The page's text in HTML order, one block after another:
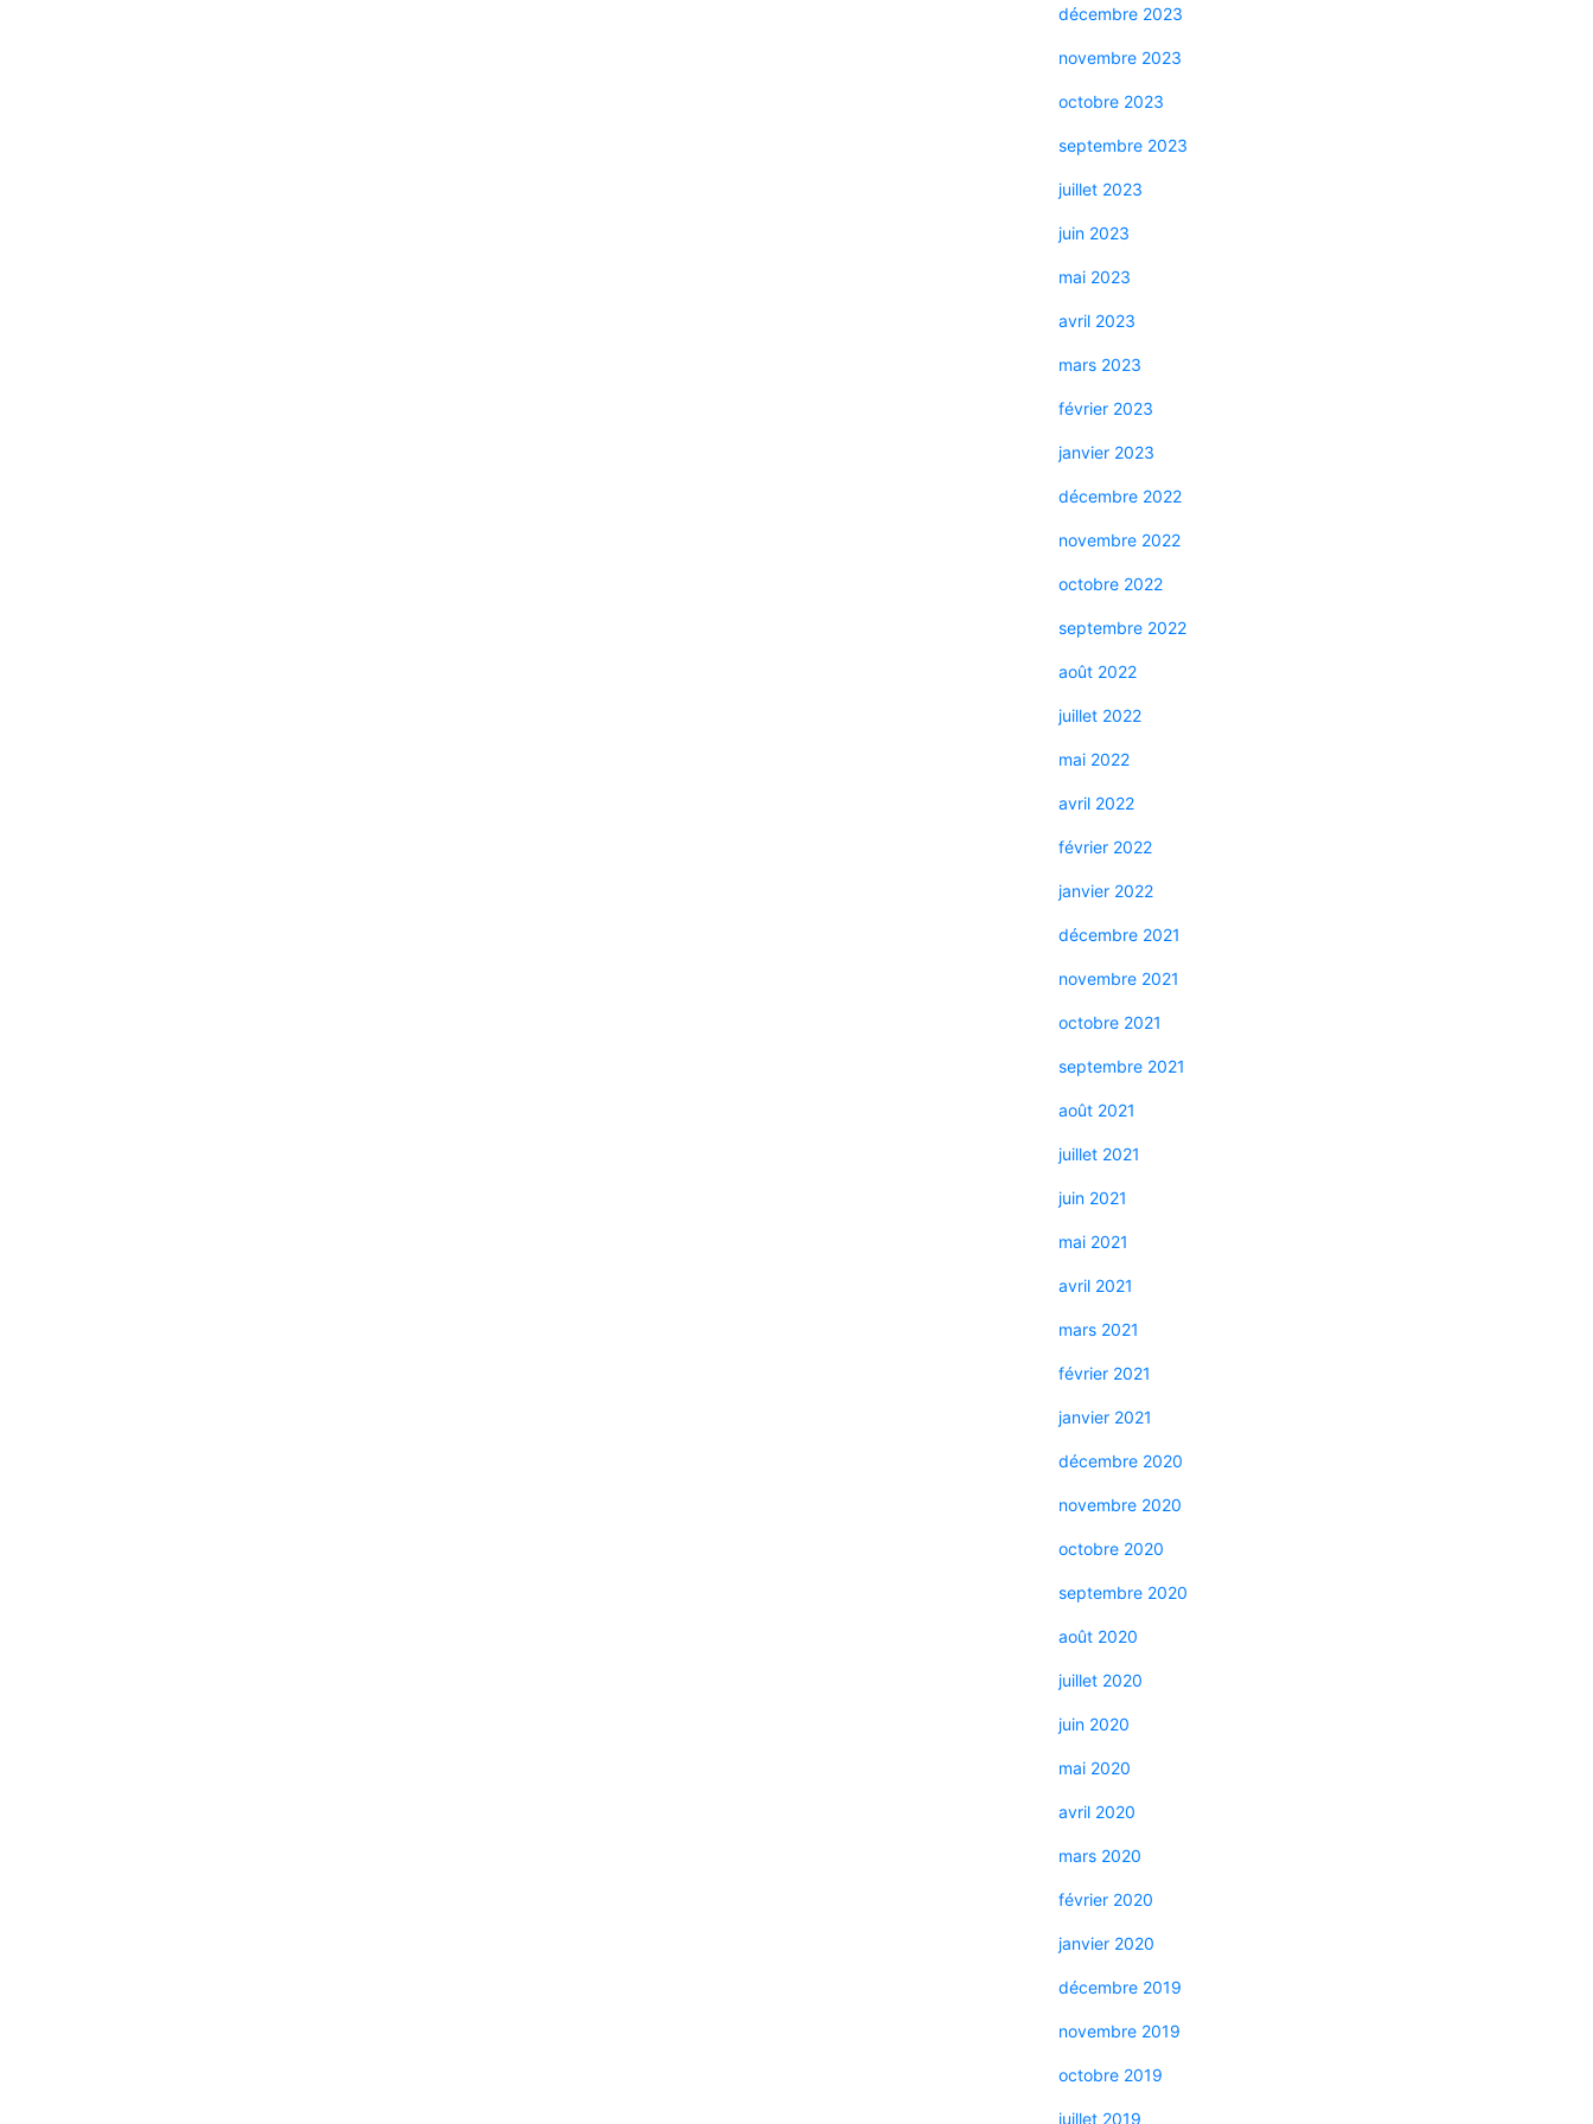
décembre 2023
novembre 2023
octobre 2023
septembre 2023
juillet 2023
juin 2023
mai 2023
avril 2023
mars 2023
février 2023
janvier 2023
décembre 2022
novembre 2022
octobre 2022
septembre 2022
août 2022
juillet 2022
mai 2022
avril 2022
février 2022
janvier 2022
décembre 2021
novembre 2021
octobre 2021
septembre 2021
août 2021
juillet 2021
juin 2021
mai 2021
avril 2021
mars 2021
février 2021
janvier 2021
décembre 2020
novembre 2020
octobre 2020
septembre 2020
août 2020
juillet 2020
juin 2020
mai 2020
avril 2020
mars 2020
février 2020
janvier 2020
décembre 2019
novembre 2019
octobre 2019
juillet 2019